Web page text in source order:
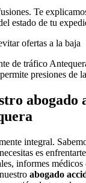
Te
estado de tu
ofertas a la baja
de tráfico
presiones de
abogado
integral.
es
informes médicos
abogado